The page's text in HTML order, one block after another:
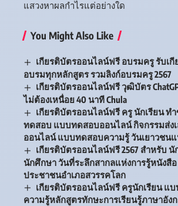
แสวงหาผลกำไรแต่อย่างใด
You Might Also Like
เกียรติบัตรออนไลน์ฟรี อบรมครู รับเ
อบรมทุกหลักสูตร รวมลิงก์อบรมครู 2567
เกียรติบัตรออนไลน์ฟรี วุฒิบัตร
ไม่ต้องเหนื่อย 40 นาที Chula
เกียรติบัตรออนไลน์ฟรี ครู นักเรียน ท
ทดสอบ แบบทดสอบออนไลน์ กิจกรรมส่ง
ออนไลน์ แบบทดสอบความรู้ วันเยาวชนแ
เกียรติบัตรออนไลน์ฟรี 2567 สำหรับ
นักศึกษา วันที่ระลึกสากลแห่งการรู้หนังสื
ประชาชนอำเภอสวรรคโลก
เกียรติบัตรออนไลน์ฟรี ครูนักเรียน แ
ความรู้หลักสูตรทักษะการเรียนรู้ภาษาอัง